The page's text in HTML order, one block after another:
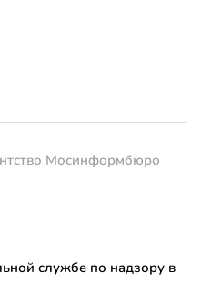
Мосинформбюро
службе по надзору в